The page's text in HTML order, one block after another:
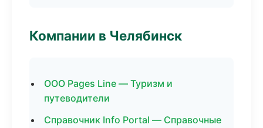
Компании в Челябинск
ООО Pages Line — Туризм и
путеводители
Справочник Info Portal — Справочные